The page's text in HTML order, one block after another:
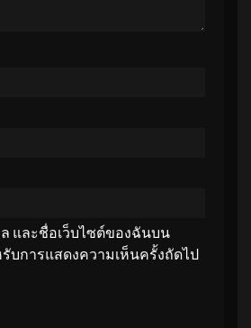
และชื่อเว็บไซต์ของฉันบน
รับการแสดงความเห็นครั้งถัดไป